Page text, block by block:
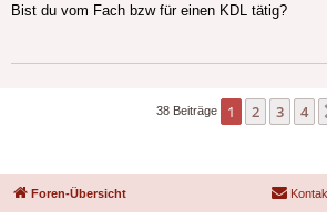
Bist du vom Fach bzw für einen KDL tätig?
38 Beiträge 1 2 3 4
Foren-Übersicht